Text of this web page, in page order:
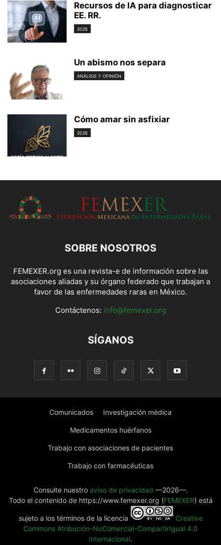
Recursos de IA para diagnosticar
EE. RR.
2026
Un abismo nos separa
ANÁLISIS Y OPINIÓN
Cómo amar sin asfixiar
2026
SOBRE NOSOTROS
FEMEXER.org es una revista-e de información sobre las
asociaciones aliadas y su órgano federado que trabajan a
favor de las enfermedades raras en México.
Contáctenos: info@femexer.org
SÍGANOS
Comunicados Investigación médica
Medicamentos huérfanos
Trabajo con asociaciones de pacientes
Trabajo con farmacéuticas
Consulte nuestro aviso de privacidad —2026—.
Todo el contenido de https://www.femexer.org (FEMEXER) está
sujeto a los términos de la licencia
Creative
Commons Atribución-NoComercial-CompartirIgual 4.0
Internacional.